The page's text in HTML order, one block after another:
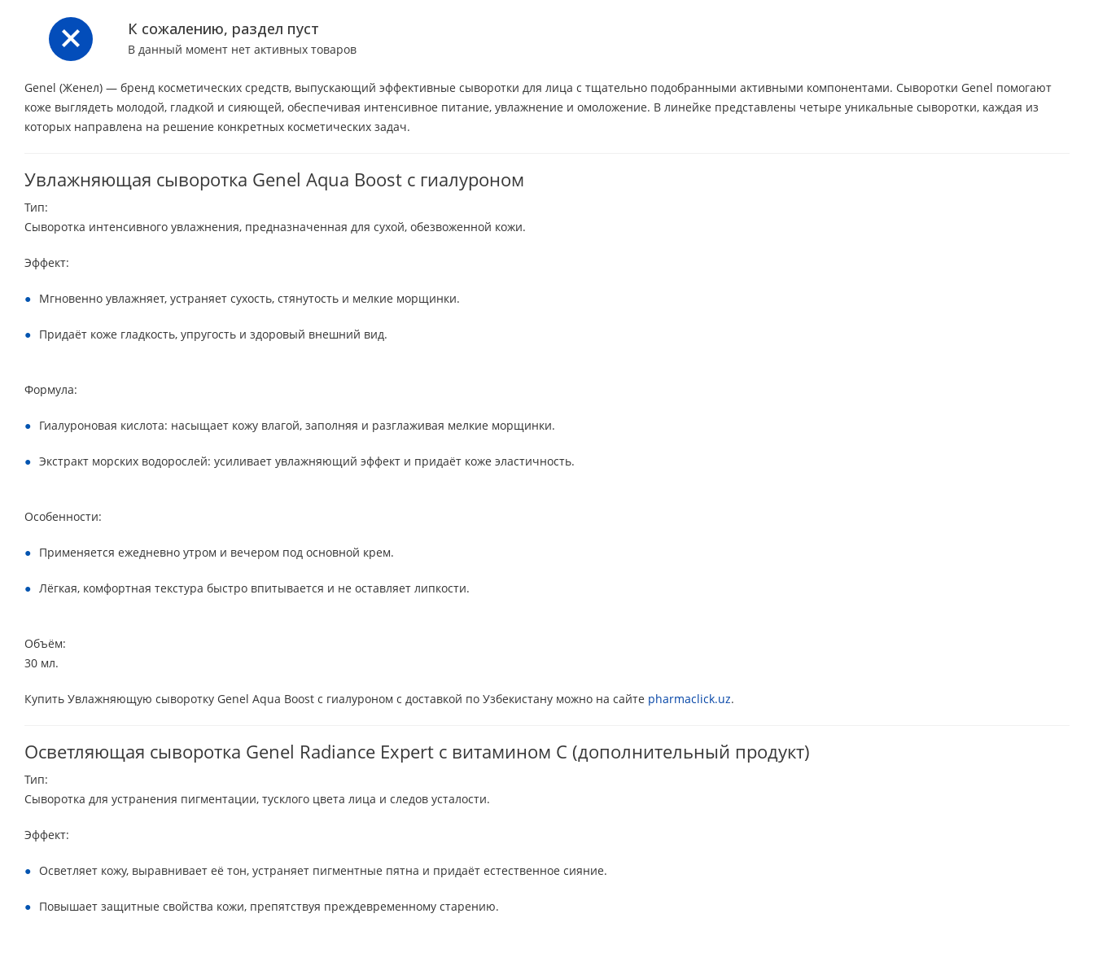
К сожалению, раздел пуст
В данный момент нет активных товаров
Genel (Женел) — бренд косметических средств, выпускающий эффективные сыворотки для лица с тщательно подобранными активными компонентами. Сыворотки Genel помогают
коже выглядеть молодой, гладкой и сияющей, обеспечивая интенсивное питание, увлажнение и омоложение. В линейке представлены четыре уникальные сыворотки, каждая из
которых направлена на решение конкретных косметических задач.
Увлажняющая сыворотка Genel Aqua Boost с гиалуроном
Тип:
Сыворотка интенсивного увлажнения, предназначенная для сухой, обезвоженной кожи.
Эффект:
Мгновенно увлажняет, устраняет сухость, стянутость и мелкие морщинки.
Придаёт коже гладкость, упругость и здоровый внешний вид.
Формула:
Гиалуроновая кислота: насыщает кожу влагой, заполняя и разглаживая мелкие морщинки.
Экстракт морских водорослей: усиливает увлажняющий эффект и придаёт коже эластичность.
Особенности:
Применяется ежедневно утром и вечером под основной крем.
Лёгкая, комфортная текстура быстро впитывается и не оставляет липкости.
Объём:
30 мл.
Купить Увлажняющую сыворотку Genel Aqua Boost с гиалуроном с доставкой по Узбекистану можно на сайте pharmaclick.uz.
Осветляющая сыворотка Genel Radiance Expert с витамином С (дополнительный продукт)
Тип:
Сыворотка для устранения пигментации, тусклого цвета лица и следов усталости.
Эффект:
Осветляет кожу, выравнивает её тон, устраняет пигментные пятна и придаёт естественное сияние.
Повышает защитные свойства кожи, препятствуя преждевременному старению.